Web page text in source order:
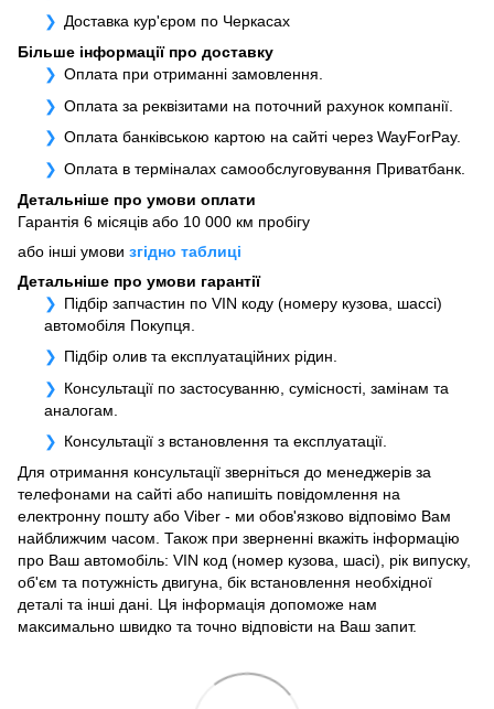
Доставка кур'єром по Черкасах
Більше інформації про доставку
Оплата при отриманні замовлення.
Оплата за реквізитами на поточний рахунок компанії.
Оплата банківською картою на сайті через WayForPay.
Оплата в терміналах самообслуговування Приватбанк.
Детальніше про умови оплати
Гарантія 6 місяців або 10 000 км пробігу
або інші умови згідно таблиці
Детальніше про умови гарантії
Підбір запчастин по VIN коду (номеру кузова, шассі)
автомобіля Покупця.
Підбір олив та експлуатаційних рідин.
Консультації по застосуванню, сумісності, замінам та
аналогам.
Консультації з встановлення та експлуатації.
Для отримання консультації зверніться до менеджерів за
телефонами на сайті або напишіть повідомлення на
електронну пошту або Viber - ми обов'язково відповімо Вам
найближчим часом. Також при зверненні вкажіть інформацію
про Ваш автомобіль: VIN код (номер кузова, шасі), рік випуску,
об'єм та потужність двигуна, бік встановлення необхідної
деталі та інші дані. Ця інформація допоможе нам
максимально швидко та точно відповісти на Ваш запит.